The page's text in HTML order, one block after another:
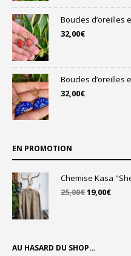
Boucles d’oreilles
32,00€
Boucles d’oreilles
32,00€
EN PROMOTION
Chemise Kasa
25,00€Le
19,00€Le
AU HASARD DU SHOP…